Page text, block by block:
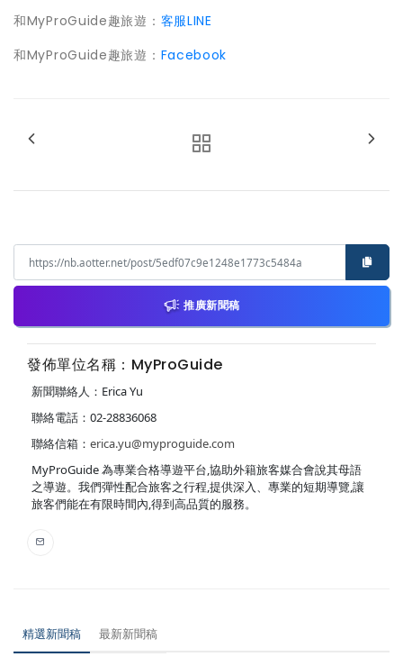
和MyProGuide趣旅遊： 客服LINE
和MyProGuide趣旅遊： Facebook
推廣新聞稿
發佈單位名稱：MyProGuide
新聞聯絡人：Erica Yu
聯絡電話：02-28836068
聯絡信箱： erica.yu@myproguide.com
MyProGuide 為專業合格導遊平台,協助外籍旅客媒合會說其母語
之導遊。我們彈性配合旅客之行程,提供深入、專業的短期導覽,讓
旅客們能在有限時間內,得到高品質的服務。
精選新聞稿 最新新聞稿